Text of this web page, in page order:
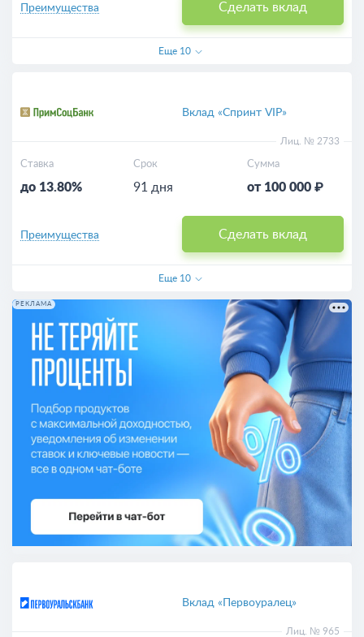
Сделать вклад
Преимущества
Еще 10
Вклад «Спринт VIP»
Лиц. № 2733
Ставка
до 13.80%
Срок
91 дня
Сумма
от 100 000 ₽
Сделать вклад
Преимущества
Еще 10
РЕКЛАМА
Вклад «Первоуралец»
Лиц. № 965